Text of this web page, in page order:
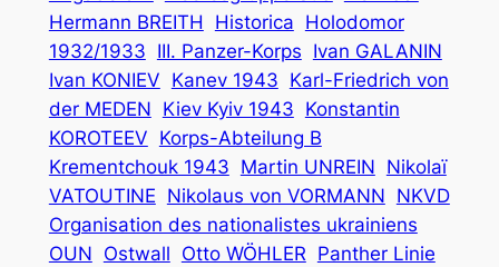
Hermann BREITH
Historica Holodomor
1932/1933 III. Panzer-Korps Ivan GALANIN
Ivan KONIEV Kanev 1943 Karl-Friedrich von
der MEDEN Kiev Kyiv 1943 Konstantin
KOROTEEV Korps-Abteilung B
Krementchouk 1943 Martin UNREIN Nikolaï
VATOUTINE Nikolaus von VORMANN NKVD
Organisation des nationalistes ukrainiens
OUN Ostwall Otto WÖHLER Panther Linie